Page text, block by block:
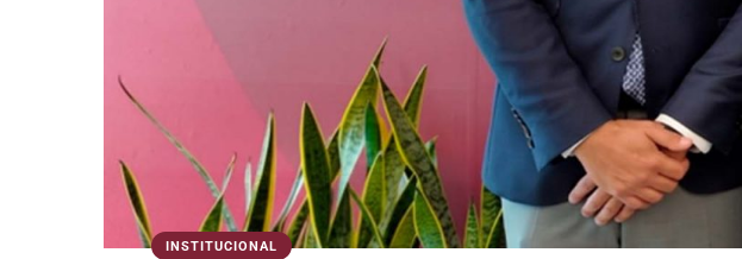
INSTITUCIONAL